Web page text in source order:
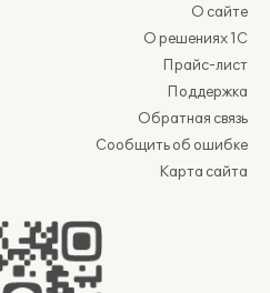
О сайте
О решениях 1С
Прайс-лист
Поддержка
Обратная связь
Сообщить об ошибке
Карта сайта